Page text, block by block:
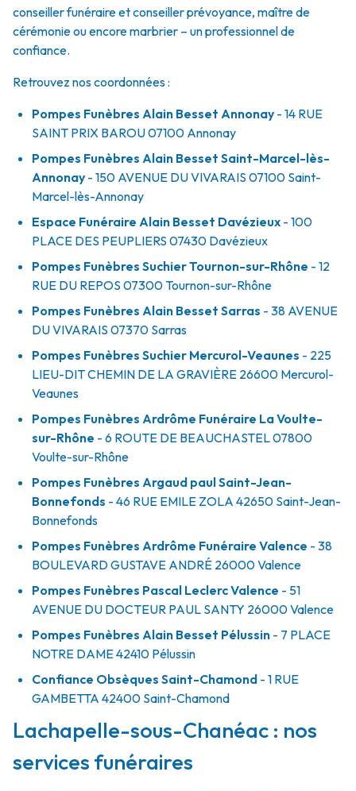
conseiller funéraire et conseiller prévoyance, maître de
cérémonie ou encore marbrier – un professionnel de
confiance.
Retrouvez nos coordonnées :
Pompes Funèbres Alain Besset Annonay - 14 RUE
SAINT PRIX BAROU07100 Annonay
Pompes Funèbres Alain Besset Saint-Marcel-lès-
Annonay - 150 AVENUE DU VIVARAIS 07100 Saint-
Marcel-lès-Annonay
Espace Funéraire Alain Besset Davézieux - 100
PLACE DES PEUPLIERS 07430 Davézieux
Pompes Funèbres Suchier Tournon-sur-Rhône - 12
RUE DU REPOS 07300 Tournon-sur-Rhône
Pompes Funèbres Alain Besset Sarras - 38 AVENUE
DU VIVARAIS 07370 Sarras
Pompes Funèbres Suchier Mercurol-Veaunes - 225
LIEU-DIT CHEMIN DE LA GRAVIÈRE 26600 Mercurol-
Veaunes
Pompes Funèbres Ardrôme Funéraire La Voulte-
sur-Rhône - 6 ROUTE DE BEAUCHASTEL07800
Voulte-sur-Rhône
Pompes Funèbres Argaud paul Saint-Jean-
Bonnefonds - 46 RUE EMILE ZOLA 42650 Saint-Jean-
Bonnefonds
Pompes Funèbres Ardrôme Funéraire Valence - 38
BOULEVARD GUSTAVE ANDRÉ 26000Valence
Pompes Funèbres Pascal Leclerc Valence - 51
AVENUE DU DOCTEUR PAUL SANTY 26000Valence
Pompes Funèbres Alain Besset Pélussin - 7 PLACE
NOTRE DAME42410 Pélussin
Confiance Obsèques Saint-Chamond - 1 RUE
GAMBETTA 42400 Saint-Chamond
Lachapelle-sous-Chanéac : nos
services funéraires